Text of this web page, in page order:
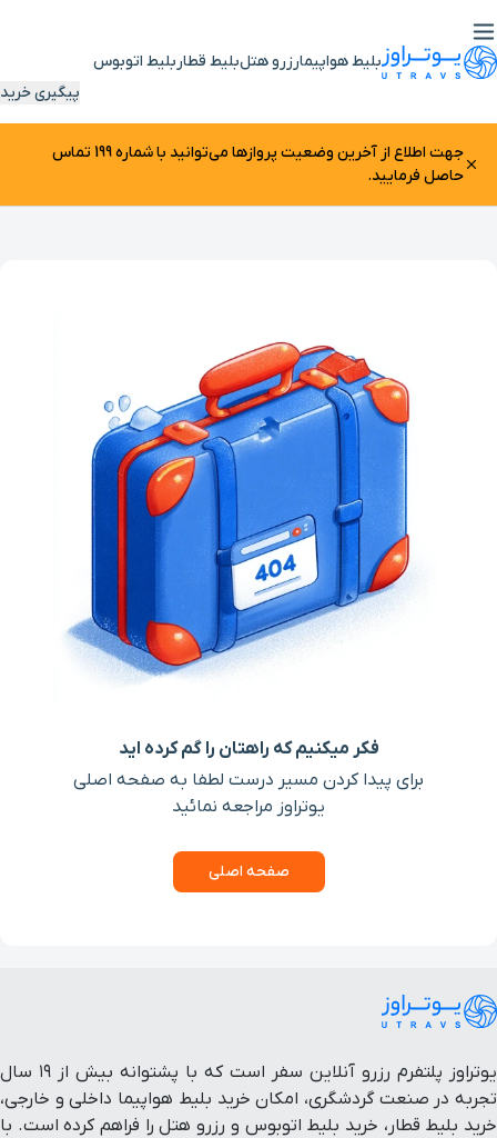
بلیط هواپیمارزرو هتلبلیط قطار بلیط اتوبوس
پیگیری خرید
جهت اطلاع از آخرین وضعیت پرواز‌ها می‌توانید با شماره 199 تماس
حاصل فرمایید.
فکر میکنیم که راهتان را گم کرده اید
برای پیدا کردن مسیر درست لطفا به صفحه اصلی
یوتراوز مراجعه نمائید
صفحه اصلی
یوتراوز پلتفرم رزرو آنلاین سفر است که با پشتوانه بیش از ۱۹ سال
تجربه در صنعت گردشگری، امکان خرید بلیط هواپیما داخلی و خارجی،
خرید بلیط قطار، خرید بلیط اتوبوس و رزرو هتل را فراهم کرده است. با